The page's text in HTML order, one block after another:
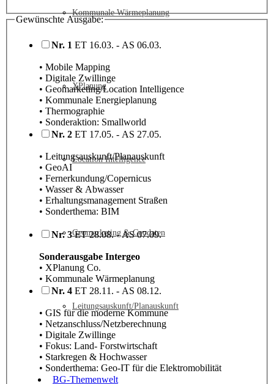
Kommunale Wärmeplanung
XPlanung
Location Intelligence
Geomarketing & Geodaten
Leitungsauskunft/Planauskunft
BG-Themenwelt
Gewünschte Ausgabe:
Nr. 1 ET 16.03. - AS 06.03.
• Mobile Mapping
• Digitale Zwillinge
• Geomarketing/Location Intelligence
• Kommunale Energieplanung
• Thermographie
• Sonderaktion: Smallworld
Nr. 2 ET 17.05. - AS 27.05.
• Leitungsauskunft/Planauskunft
• GeoAI
• Fernerkundung/Copernicus
• Wasser & Abwasser
• Erhaltungsmanagement Straßen
• Sonderthema: BIM
Nr. 3ET 28.08. - AS 07.09.
Sonderausgabe Intergeo
• XPlanung Co.
• Kommunale Wärmeplanung
Nr. 4 ET 28.11. - AS 08.12.
• GIS für die moderne Kommune
• Netzanschluss/Netzberechnung
• Digitale Zwillinge
• Fokus: Land- Forstwirtschaft
• Starkregen & Hochwasser
• Sonderthema: Geo-IT für die Elektromobilität